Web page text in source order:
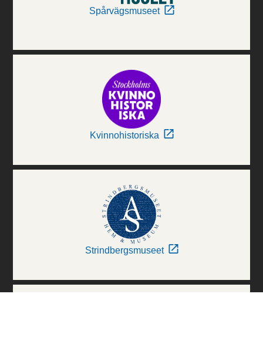
Spårvägsmuseet
Kvinnohistoriska
Strindbergsmuseet